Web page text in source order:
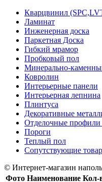
Кварцвинил
Ламинат
Инженерная доска
Паркетная Доска
Гибкий мрамор
Пробковый пол
Минерально-
Ковролин
Интерьерные панели
Интерьерная лепнина
Плинтуса
Декоративные
Отделочные
Пороги
Теплый пол
Сопутствующие
© Интернет-магазин
Фото Наименование Кол-